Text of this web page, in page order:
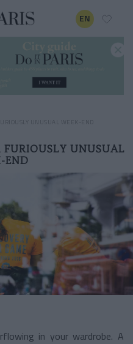
EN
UNUSUAL WEEK-END
UNUSUAL
END
in your wardrobe. A